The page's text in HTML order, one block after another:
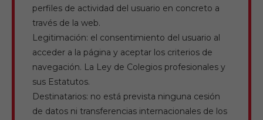
perfiles de actividad del usuario en concreto a
través de la web.
Legitimación: el consentimiento del usuario al
acceder a la página y aceptar los criterios de
navegación. La Ley de Colegios profesionales y
sus Estatutos.
Destinatarios: no está prevista ninguna cesión
de datos ni transferencias internacionales de los